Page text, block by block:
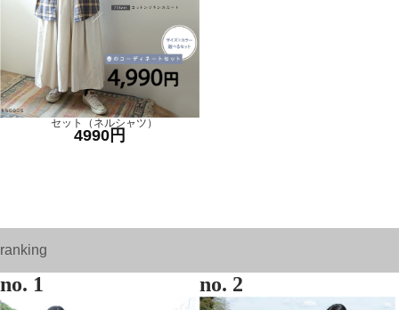
セット（ネルシャツ）
4990円
ranking
no. 1 no. 2